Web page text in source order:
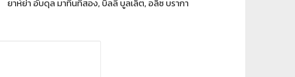
ยาห์ย่า อับดุล มาทีนที่สอง, บิลลี่ บูลเล็ต, อลิซ บรากา